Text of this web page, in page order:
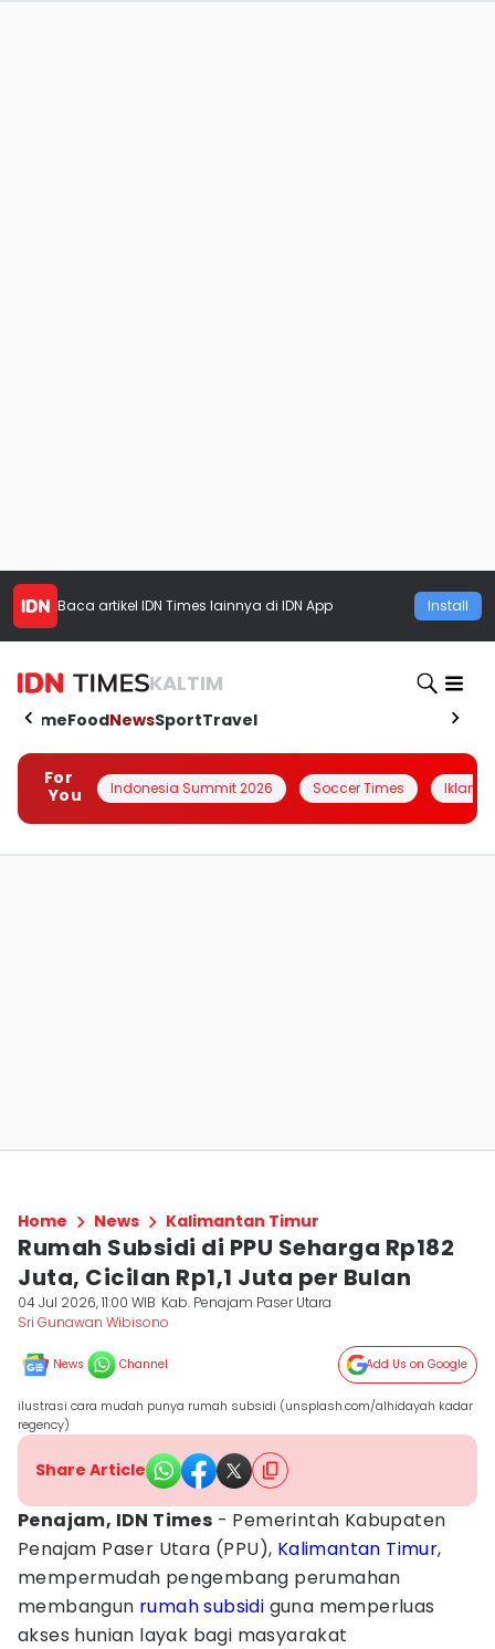
Baca artikel IDN Times lainnya di IDN App Install
KALTIM
HomeFoodNewsSportTravel
For
You
Indonesia Summit 2026 Soccer Times Iklanin
Home News Kalimantan Timur
Rumah Subsidi di PPU Seharga Rp182
Juta, Cicilan Rp1,1 Juta per Bulan
04 Jul 2026, 11:00 WIB Kab. Penajam Paser Utara
Sri Gunawan Wibisono
News Channel Add Us on Google
ilustrasi cara mudah punya rumah subsidi (unsplash.com/alhidayah kadar
regency)
Share Article
Penajam, IDN Times - Pemerintah Kabupaten
Penajam Paser Utara (PPU), Kalimantan Timur,
mempermudah pengembang perumahan
membangun rumah subsidi guna memperluas
akses hunian layak bagi masyarakat